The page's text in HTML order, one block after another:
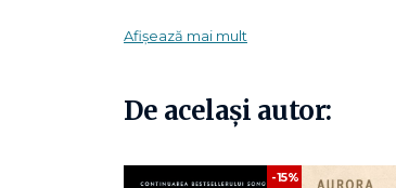
câștiga între trei și șapte milioane de
Aplicând în viața de zi cu zi sfaturile
Afișează mai mult
De același autor:
-15%